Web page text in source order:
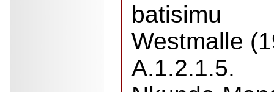
batisimu
Westmalle